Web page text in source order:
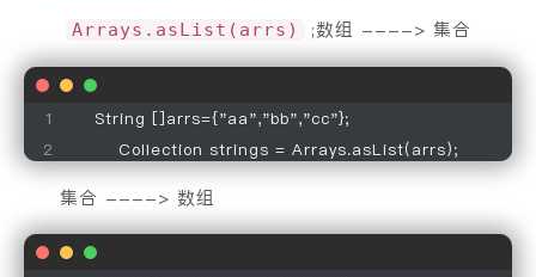
Arrays.asList(arrs) ;数组 ----> 集合
    String []arrs={"aa","bb","cc"};
        Collection strings = Arrays.asList(arrs);
集合 ----> 数组